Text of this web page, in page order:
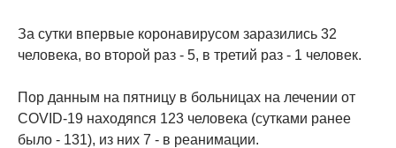
За сутки впервые коронавирусом заразились 32
человека, во второй раз - 5, в третий раз - 1 человек.
Пор данным на пятницу в больницах на лечении от
COVID-19 находяnся 123 человека (сутками ранее
было - 131), из них 7 - в реанимации.